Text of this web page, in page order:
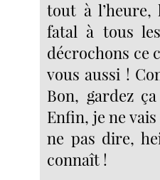
tout à
fatal à tous
décrochons ce
vous aussi !
Bon, gardez
Enfin, je ne
ne pas dire,
connaît !